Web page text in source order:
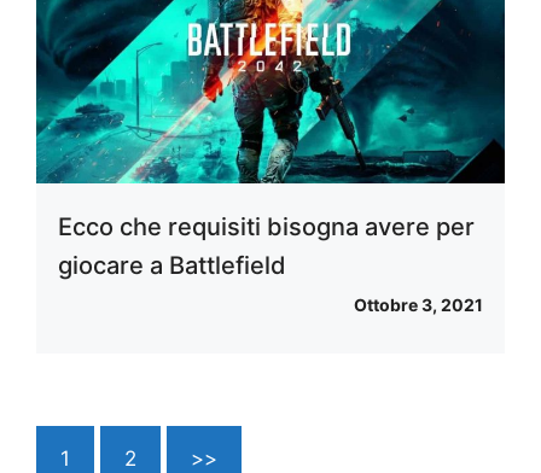
Ecco che requisiti bisogna avere per
giocare a Battlefield
Ottobre 3, 2021
1 2 >>